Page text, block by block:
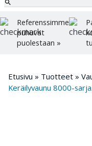
Referenssimme
puhuvat
puolestaan »
Etusivu » Tuotteet »
Keräilyvaunu 8000-